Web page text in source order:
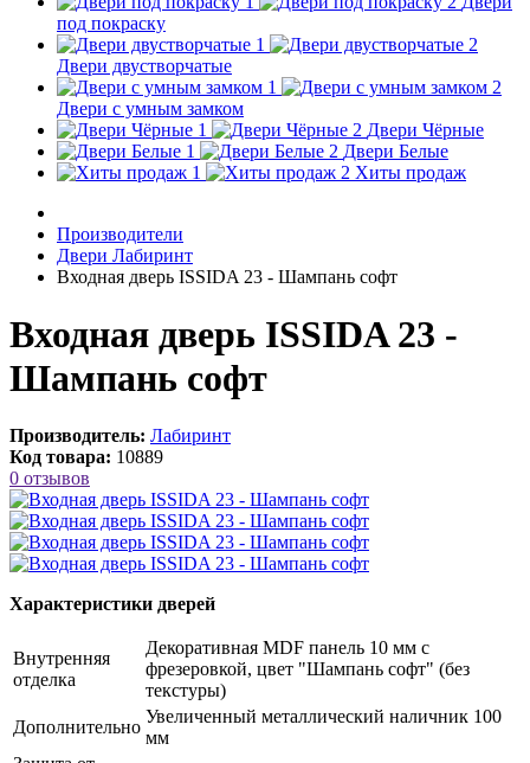
под покраску
Двери двустворчатые
Двери с умным замком
Двери Чёрные
Двери Белые
Хиты продаж
Производители
Двери Лабиринт
Входная дверь ISSIDA 23 - Шампань софт
Входная дверь ISSIDA 23 -
Шампань софт
Производитель: Лабиринт
Код товара: 10889
0 отзывов
Характеристики дверей
Внутренняя
отделка
Декоративная MDF панель 10 мм с
фрезеровкой, цвет "Шампань софт" (без
текстуры)
Дополнительно
Увеличенный металлический наличник 100
мм